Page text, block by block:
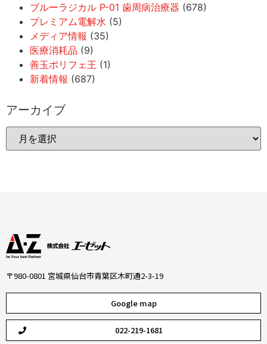
ブルーラジカル P-01 歯周病治療器 (678)
プレミアム電解水 (5)
メディア情報 (35)
医療消耗品 (9)
善玉ポリフェ王 (1)
新着情報 (687)
アーカイブ
〒980-0801 宮城県仙台市青葉区木町通2-3-19
Google map
022-219-1681